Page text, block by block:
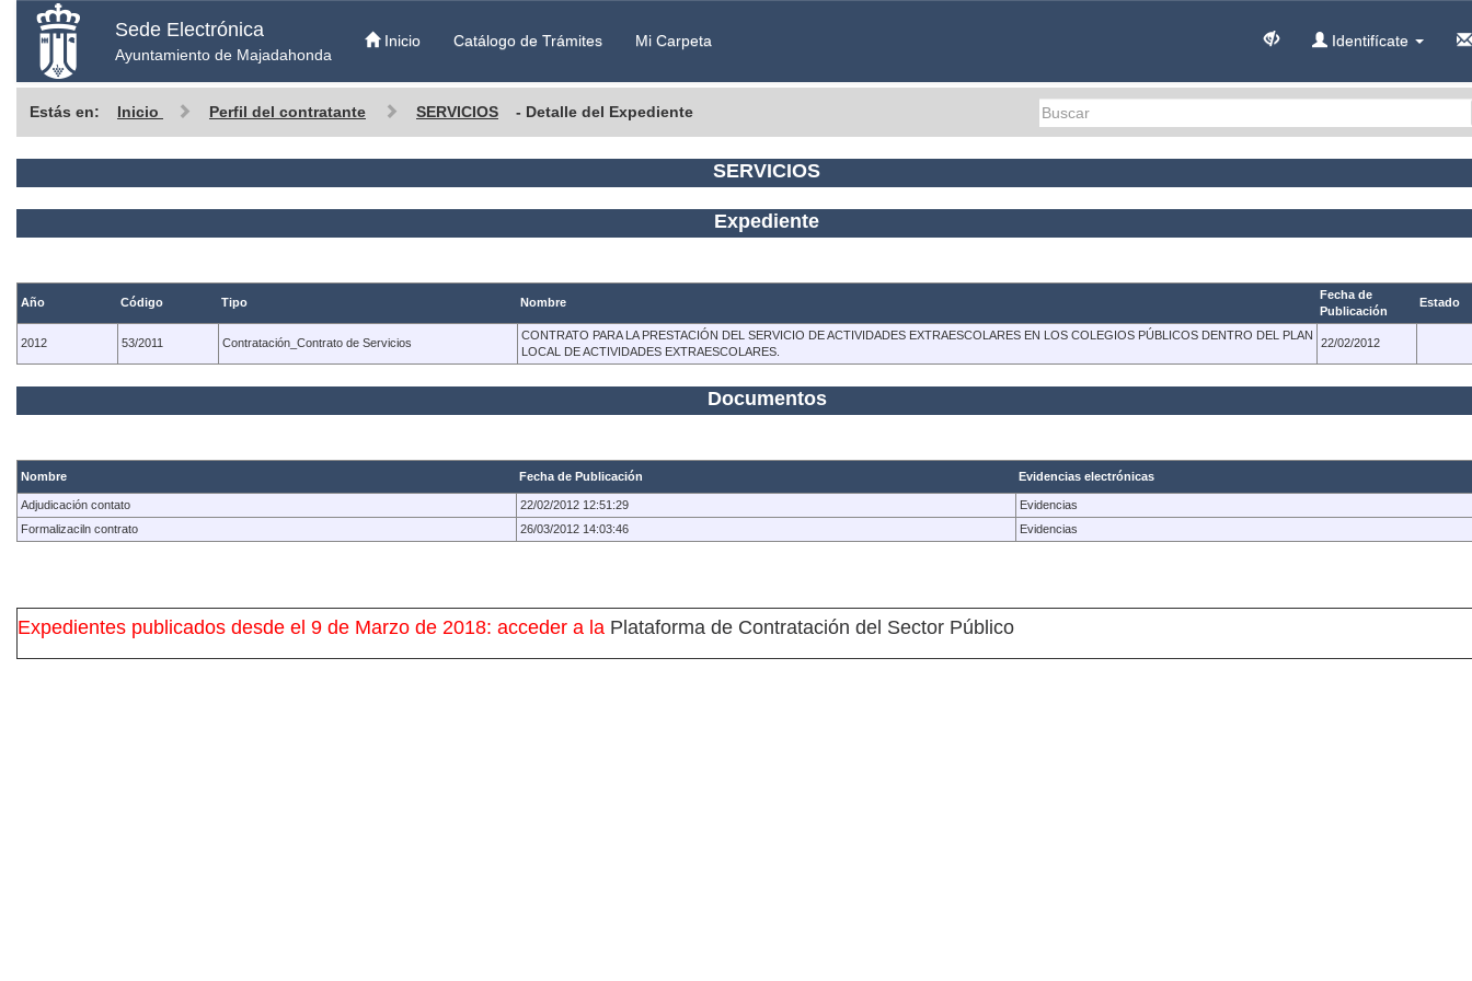
Sede Electrónica
Ayuntamiento de Majadahonda
Inicio Catálogo de Trámites Mi Carpeta Identifícate
Estás en: Inicio Perfil del contratante SERVICIOS - Detalle del Expediente
SERVICIOS
Expediente
Año Código Tipo Nombre
Fecha de
Publicación
Estado
2012 53/2011 Contratación_Contrato de Servicios
CONTRATO PARA LA PRESTACIÓN DEL SERVICIO DE ACTIVIDADES EXTRAESCOLARES EN LOS COLEGIOS PÚBLICOS DENTRO DEL PLAN
LOCAL DE ACTIVIDADES EXTRAESCOLARES.
22/02/2012
Documentos
Nombre Fecha de Publicación Evidencias electrónicas
Adjudicación contato 22/02/2012 12:51:29
Evidencias
Formalizaciln contrato
26/03/2012 14:03:46 Evidencias
Expedientes publicados desde el 9 de Marzo de 2018: acceder a la Plataforma de Contratación del Sector Público